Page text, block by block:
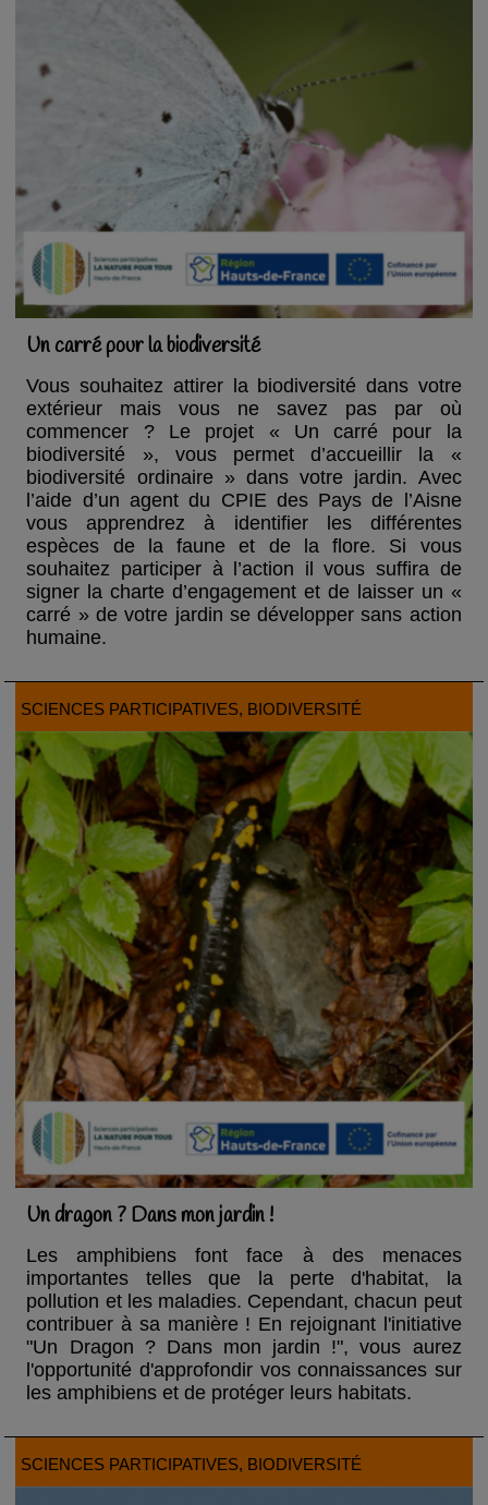
Un carré pour la biodiversité
Vous souhaitez attirer la biodiversité dans votre
extérieur mais vous ne savez pas par où
commencer ? Le projet « Un carré pour la
biodiversité », vous permet d’accueillir la «
biodiversité ordinaire » dans votre jardin. Avec
l’aide d’un agent du CPIE des Pays de l’Aisne
vous apprendrez à identifier les différentes
espèces de la faune et de la flore. Si vous
souhaitez participer à l’action il vous suffira de
signer la charte d’engagement et de laisser un «
carré » de votre jardin se développer sans action
humaine.
SCIENCES PARTICIPATIVES, BIODIVERSITÉ
Un dragon ? Dans mon jardin !
Les amphibiens font face à des menaces
importantes telles que la perte d'habitat, la
pollution et les maladies. Cependant, chacun peut
contribuer à sa manière ! En rejoignant l'initiative
"Un Dragon ? Dans mon jardin !", vous aurez
l'opportunité d'approfondir vos connaissances sur
les amphibiens et de protéger leurs habitats.
SCIENCES PARTICIPATIVES, BIODIVERSITÉ